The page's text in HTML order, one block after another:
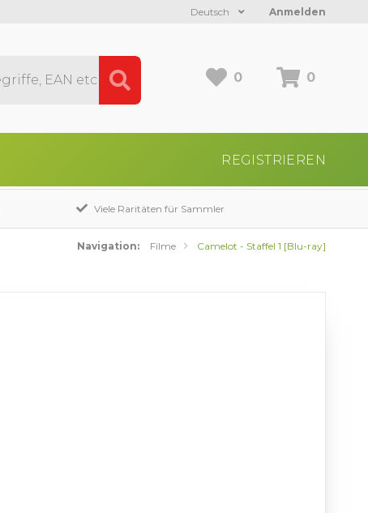
Anmelden
Deutsch
0 0
REGISTRIEREN
Viele Raritäten für Sammler
Navigation: Filme Camelot - Staffel 1 [Blu-ray]